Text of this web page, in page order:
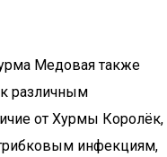
Медовая также
различным
от Хурмы Королёк,
инфекциям,